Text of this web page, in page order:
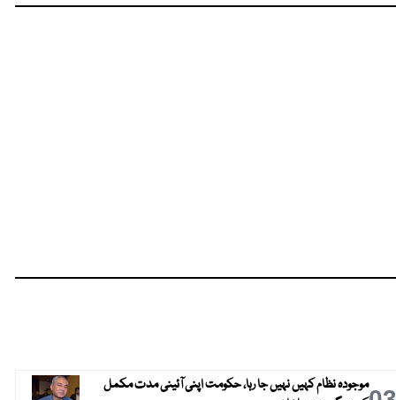
موجودہ نظام کہیں نہیں جا رہا، حکومت اپنی آئینی مدت مکمل